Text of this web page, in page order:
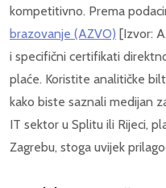
kompetitivno. Prema
brazovanje (AZVO) [Izvor:
i specifični certifikati
plaće. Koristite analitičke
kako biste saznali medijan
IT sektor u Splitu ili Rijeci,
Zagrebu, stoga uvijek